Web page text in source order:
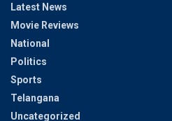
Latest News
Movie Reviews
National
Politics
Sports
Telangana
Uncategorized